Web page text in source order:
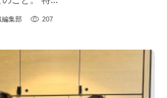
編集部 207